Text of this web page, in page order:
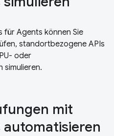
für Agents können Sie
standortbezogene APIs
oder
simulieren.
mit